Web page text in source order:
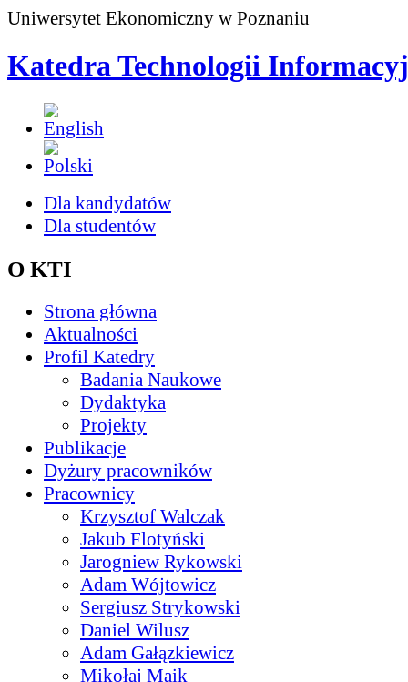
Uniwersytet Ekonomiczny w Poznaniu
Katedra Technologii
Dla kandydatów
Dla studentów
O KTI
Strona główna
Aktualności
Profil Katedry
Badania Naukowe
Dydaktyka
Projekty
Publikacje
Dyżury pracowników
Pracownicy
Krzysztof Walczak
Jakub Flotyński
Jarogniew Rykowski
Adam Wójtowicz
Sergiusz Strykowski
Daniel Wilusz
Adam Gałązkiewicz
Mikołaj Maik